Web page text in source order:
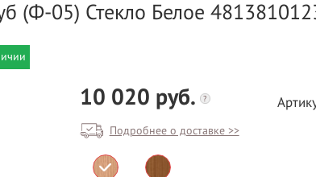
(Ф-05) Стекло Белое
10 020 руб. ?
Подробнее о доставке >>